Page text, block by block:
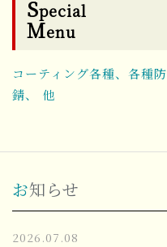
Special
Menu
コーティング各種、各種防
錆、 他
お知らせ
2026.07.08